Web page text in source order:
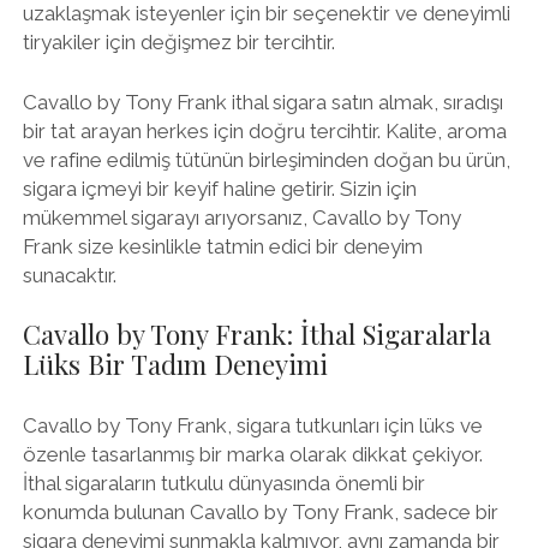
uzaklaşmak isteyenler için bir seçenektir ve deneyimli
tiryakiler için değişmez bir tercihtir.
Cavallo by Tony Frank ithal sigara satın almak, sıradışı
bir tat arayan herkes için doğru tercihtir. Kalite, aroma
ve rafine edilmiş tütünün birleşiminden doğan bu ürün,
sigara içmeyi bir keyif haline getirir. Sizin için
mükemmel sigarayı arıyorsanız, Cavallo by Tony
Frank size kesinlikle tatmin edici bir deneyim
sunacaktır.
Cavallo by Tony Frank: İthal Sigaralarla
Lüks Bir Tadım Deneyimi
Cavallo by Tony Frank, sigara tutkunları için lüks ve
özenle tasarlanmış bir marka olarak dikkat çekiyor.
İthal sigaraların tutkulu dünyasında önemli bir
konumda bulunan Cavallo by Tony Frank, sadece bir
sigara deneyimi sunmakla kalmıyor, aynı zamanda bir